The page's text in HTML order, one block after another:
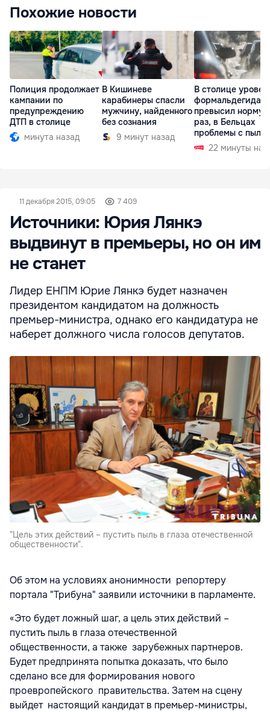
Похожие новости
Полиция продолжает
кампании по
предупреждению
ДТП в столице
минута назад
В Кишиневе
карабинеры спасли
мужчину, найденного
без сознания
9 минут назад
В столице
формальдегида
превысил норму
раз, в Бельцах
проблемы с
22 минуты
11 декабря 2015, 09:05 7 409
Источники: Юрия Лянкэ
выдвинут в премьеры, но он им
не станет
Лидер ЕНПМ Юрие Лянкэ будет назначен
президентом кандидатом на должность
премьер-министра, однако его кандидатура не
наберет должного числа голосов депутатов.
"Цель этих действий – пустить пыль в глаза отечественной
общественности".
Об этом на условиях анонимности репортеру
портала "Трибуна" заявили источники в парламенте.
«Это будет ложный шаг, а цель этих действий –
пустить пыль в глаза отечественной
общественности, а также зарубежных партнеров.
Будет предпринята попытка доказать, что было
сделано все для формирования нового
проевропейского правительства. Затем на сцену
выйдет настоящий кандидат в премьер-министры,